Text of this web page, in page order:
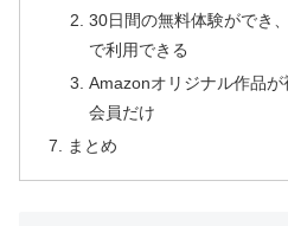
30日間の無料体験ができ
で利用できる
Amazonオリジナル作品
会員だけ
まとめ